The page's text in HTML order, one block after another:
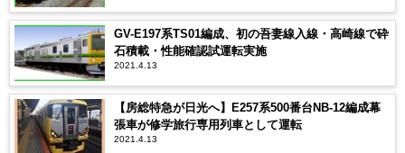
GV-E197系TS01編成、初の吾妻線入線・高崎線で砕
石積載・性能確認試運転実施
2021.4.13
【房総特急が日光へ】E257系500番台NB-12編成幕
張車が修学旅行専用列車として運転
2021.4.13